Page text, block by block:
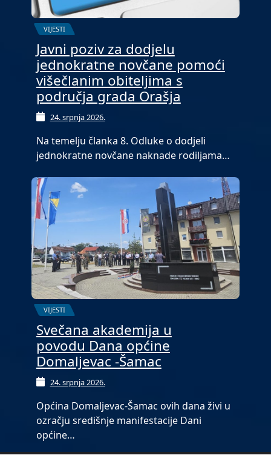
VIJESTI
Javni poziv za dodjelu
jednokratne novčane pomoći
višečlanim obiteljima s
područja grada Orašja
24. srpnja 2026.
Na temelju članka 8. Odluke o dodjeli
jednokratne novčane naknade rodiljama…
VIJESTI
Svečana akademija u
povodu Dana općine
Domaljevac -Šamac
24. srpnja 2026.
Općina Domaljevac-Šamac ovih dana živi u
ozračju središnje manifestacije Dani
općine…